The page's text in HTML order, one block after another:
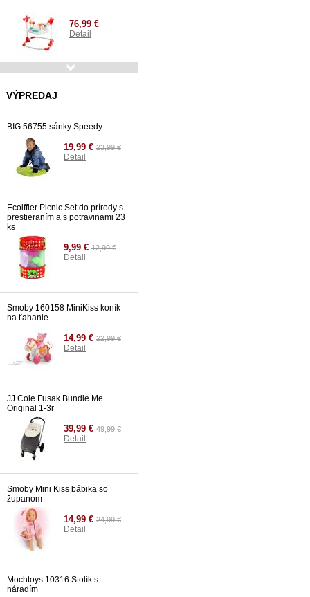
76,99 €
Detail
Detail
VÝPREDAJ
BIG 56755 sánky Speedy
19,99 € 23,99 €
Detail
Ecoiffier Picnic Set do prírody s
prestieraním a s potravinami 23
ks
9,99 € 12,99 €
Detail
Smoby 160158 MiniKiss koník
na ťahanie
14,99 € 22,99 €
Detail
JJ Cole Fusak Bundle Me
Original 1-3r
39,99 € 49,99 €
Detail
Smoby Mini Kiss bábika so
županom
14,99 € 24,99 €
Detail
Mochtoys 10316 Stolík s
náradím